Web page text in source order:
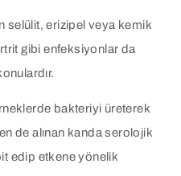
selülit, erizipel veya kemik
gibi enfeksiyonlar da
bakteriyi üreterek
de alınan kanda serolojik
edip etkene yönelik